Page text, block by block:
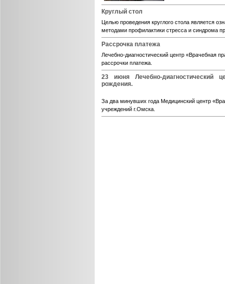
Круглый стол
Целью проведения круглого стола является
методами профилактики стресса и синдрома
Рассрочка платежа
Лечебно-диагностический центр «Врачебная
рассрочки платежа.
23 июня Лечебно-диагностический
рождения.
За два минувших года Медицинский центр
учреждений г.Омска.